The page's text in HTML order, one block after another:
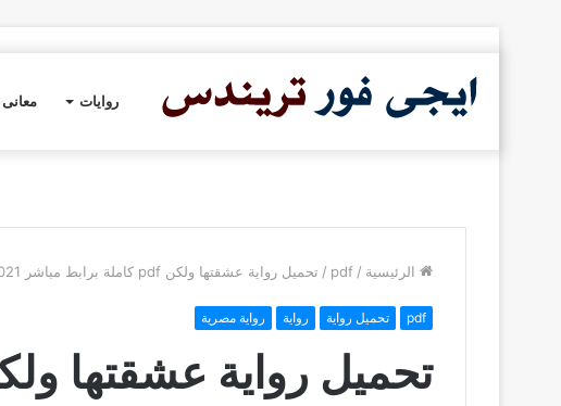
روايات معانى
الرئيسية /
pdf
/ تحميل رواية عشقتها ولكن pdf كاملة برابط مباشر 2021
pdf تحميل رواية رواية رواية مصرية